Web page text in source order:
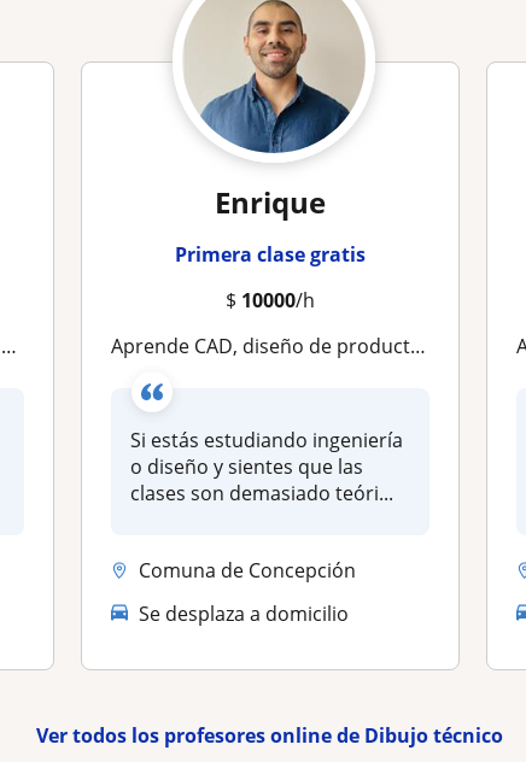
Enrique
Primera clase gratis
$ 10000/h
Aprende CAD, diseño de producto y prototipado desde cero — clases online prácticas y personalizadas
Si estás estudiando ingeniería
o diseño y sientes que las
clases son demasiado teóri...
Comuna de Concepción
Se desplaza a domicilio
Ver todos los profesores online de Dibujo técnico